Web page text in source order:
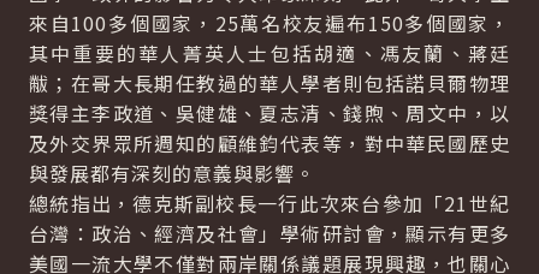
來自100多個國家，25萬名校友遍布150多個國家，
其中重要的華人菁英人士包括胡適、馮友蘭、蔣廷
黻；在哥大長期任教過的華人學者則包括諾貝爾物理
獎得主李政道、吳健雄、夏志清、錢煦、周文中，以
及外交界眾所週知的顧維鈞代表等，對中華民國歷史
與發展都有深刻的意義與影響。
總統指出，德克斯副校長一行此次來台參加「21世紀
台灣：政治、經濟及社會」學術研討會，顯示有更多
美國一流大學不僅對兩岸關係議題展現興趣，也關心